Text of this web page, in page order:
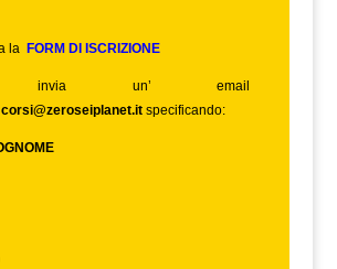
la FORM DI ISCRIZIONE
invia un’ email
corsi@zeroseiplanet.itspecificando: